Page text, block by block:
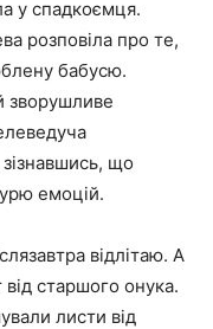
у спадкоємця.
розповіла про те,
бабусю.
зворушливе
що
емоцій.
відлітаю. А
старшого онука.
листи від